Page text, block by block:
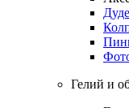
Гелий и